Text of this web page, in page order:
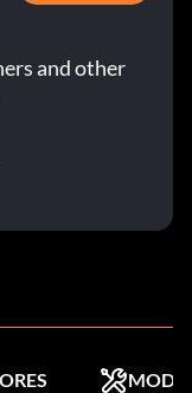
and other
MODS